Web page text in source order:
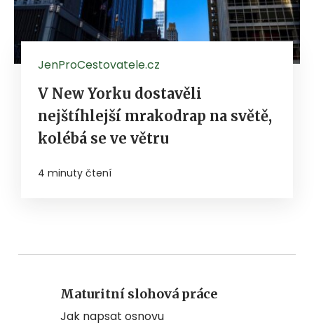
JenProCestovatele.cz
V New Yorku dostavěli
nejštíhlejší mrakodrap na světě,
kolébá se ve větru
4 minuty čtení
Maturitní slohová práce
Jak napsat osnovu